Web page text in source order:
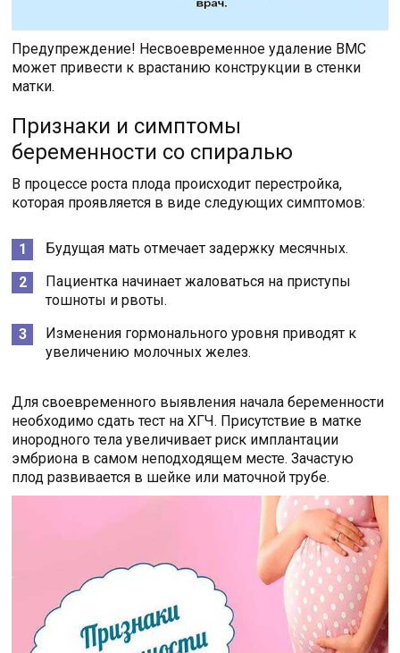
Предупреждение! Несвоевременное удаление ВМС
может привести к врастанию конструкции в стенки
матки.
Признаки и симптомы
беременности со спиралью
В процессе роста плода происходит перестройка,
которая проявляется в виде следующих симптомов:
Будущая мать отмечает задержку месячных.
Пациентка начинает жаловаться на приступы
тошноты и рвоты.
Изменения гормонального уровня приводят к
увеличению молочных желез.
Для своевременного выявления начала беременности
необходимо сдать тест на ХГЧ. Присутствие в матке
инородного тела увеличивает риск имплантации
эмбриона в самом неподходящем месте. Зачастую
плод развивается в шейке или маточной трубе.